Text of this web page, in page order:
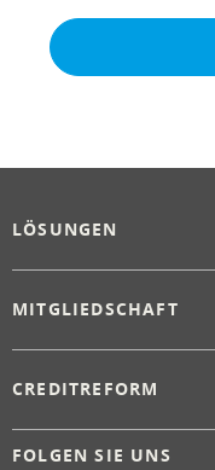
LÖSUNGEN
MITGLIEDSCHAFT
CREDITREFORM
FOLGEN SIE UNS